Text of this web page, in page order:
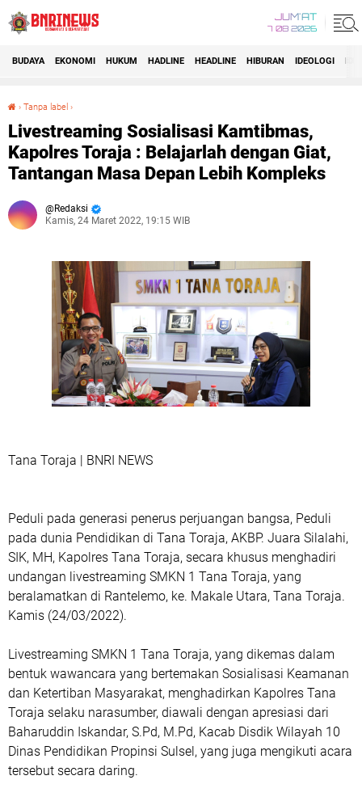
JUM'AT
7 08 2026
BUDAYA EKONOMI HUKUM HADLINE HEADLINE HIBURAN IDEOLOGI
› Tanpa label ›
Livestreaming Sosialisasi Kamtibmas,
Kapolres Toraja : Belajarlah dengan Giat,
Tantangan Masa Depan Lebih Kompleks
Redaksi
Kamis, 24 Maret 2022, 19:15 WIB
Tana Toraja | BNRI NEWS
Peduli pada generasi penerus perjuangan bangsa, Peduli
pada dunia Pendidikan di Tana Toraja, AKBP. Juara Silalahi,
SIK, MH, Kapolres Tana Toraja, secara khusus menghadiri
undangan livestreaming SMKN 1 Tana Toraja, yang
beralamatkan di Rantelemo, ke. Makale Utara, Tana Toraja.
Kamis (24/03/2022).
Livestreaming SMKN 1 Tana Toraja, yang dikemas dalam
bentuk wawancara yang bertemakan Sosialisasi Keamanan
dan Ketertiban Masyarakat, menghadirkan Kapolres Tana
Toraja selaku narasumber, diawali dengan apresiasi dari
Baharuddin Iskandar, S.Pd, M.Pd, Kacab Disdik Wilayah 10
Dinas Pendidikan Propinsi Sulsel, yang juga mengikuti acara
tersebut secara daring.